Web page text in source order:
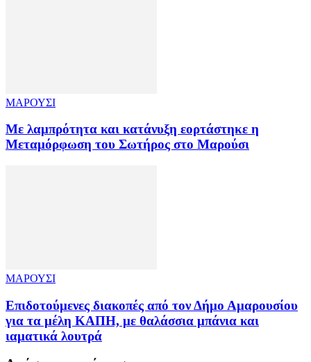
ΜΑΡΟΥΣΙ
Με λαμπρότητα και κατάνυξη εορτάστηκε η
Μεταμόρφωση του Σωτήρος στο Μαρούσι
ΜΑΡΟΥΣΙ
Επιδοτούμενες διακοπές από τον Δήμο Αμαρουσίου
για τα μέλη ΚΑΠΗ, με θαλάσσια μπάνια και
ιαματικά λουτρά